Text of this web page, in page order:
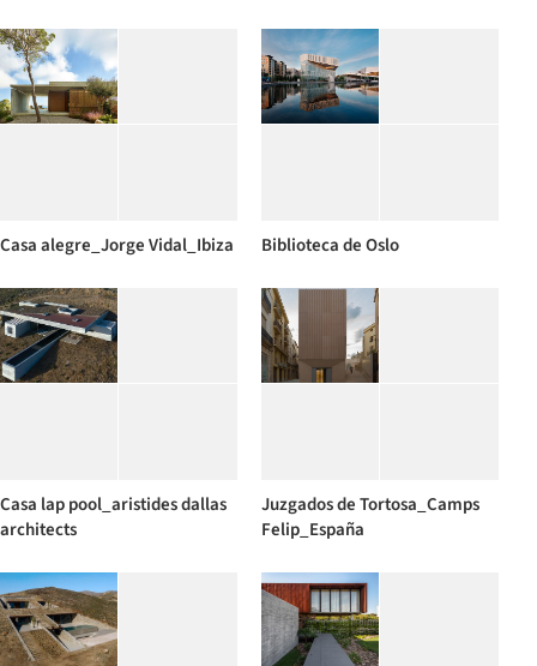
Casa alegre_Jorge Vidal_Ibiza Biblioteca de Oslo
Casa lap pool_aristides dallas
architects
Juzgados de Tortosa_Camps
Felip_España